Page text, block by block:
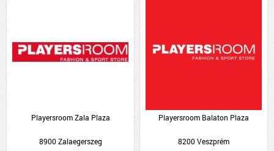
Playersroom Zala Plaza
8900 Zalaegerszeg
Playersroom Balaton Plaza
8200 Veszprém